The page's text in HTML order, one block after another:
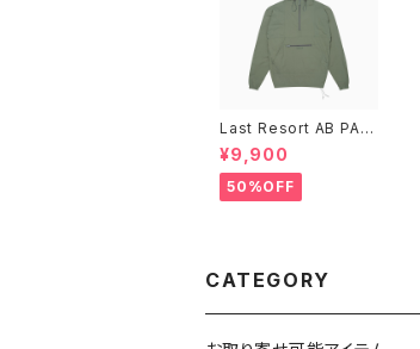
Last Resort AB PAC
K ANORAK SAGE
¥9,900
50%OFF
CATEGORY